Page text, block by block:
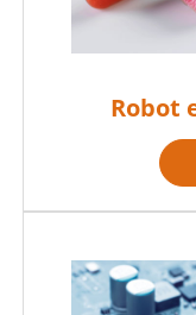
Robot